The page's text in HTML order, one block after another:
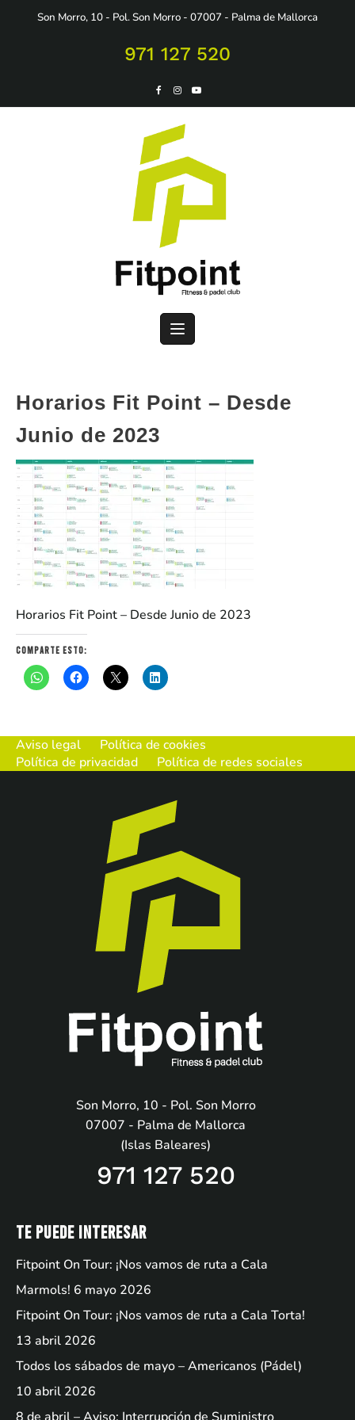
Son Morro, 10 - Pol. Son Morro - 07007 - Palma de Mallorca
971 127 520
Horarios Fit Point – Desde
Junio de 2023
Horarios Fit Point – Desde Junio de 2023
Comparte esto:
Aviso legal
Política de cookies
Política de privacidad
Política de redes sociales
Son Morro, 10 - Pol. Son Morro
07007 - Palma de Mallorca
(Islas Baleares)
971 127 520
Te puede interesar
Fitpoint On Tour: ¡Nos vamos de ruta a Cala
Marmols! 6 mayo 2026
Fitpoint On Tour: ¡Nos vamos de ruta a Cala Torta!
13 abril 2026
Todos los sábados de mayo – Americanos (Pádel)
10 abril 2026